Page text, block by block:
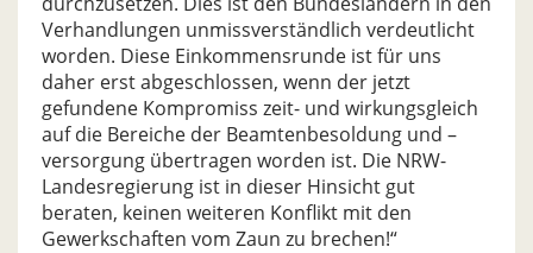
Verhandlungen unmissverständlich verdeutlicht
worden. Diese Einkommensrunde ist für uns
daher erst abgeschlossen, wenn der jetzt
gefundene Kompromiss zeit- und wirkungsgleich
auf die Bereiche der Beamtenbesoldung und –
versorgung übertragen worden ist. Die NRW-
Landesregierung ist in dieser Hinsicht gut
beraten, keinen weiteren Konflikt mit den
Gewerkschaften vom Zaun zu brechen!“